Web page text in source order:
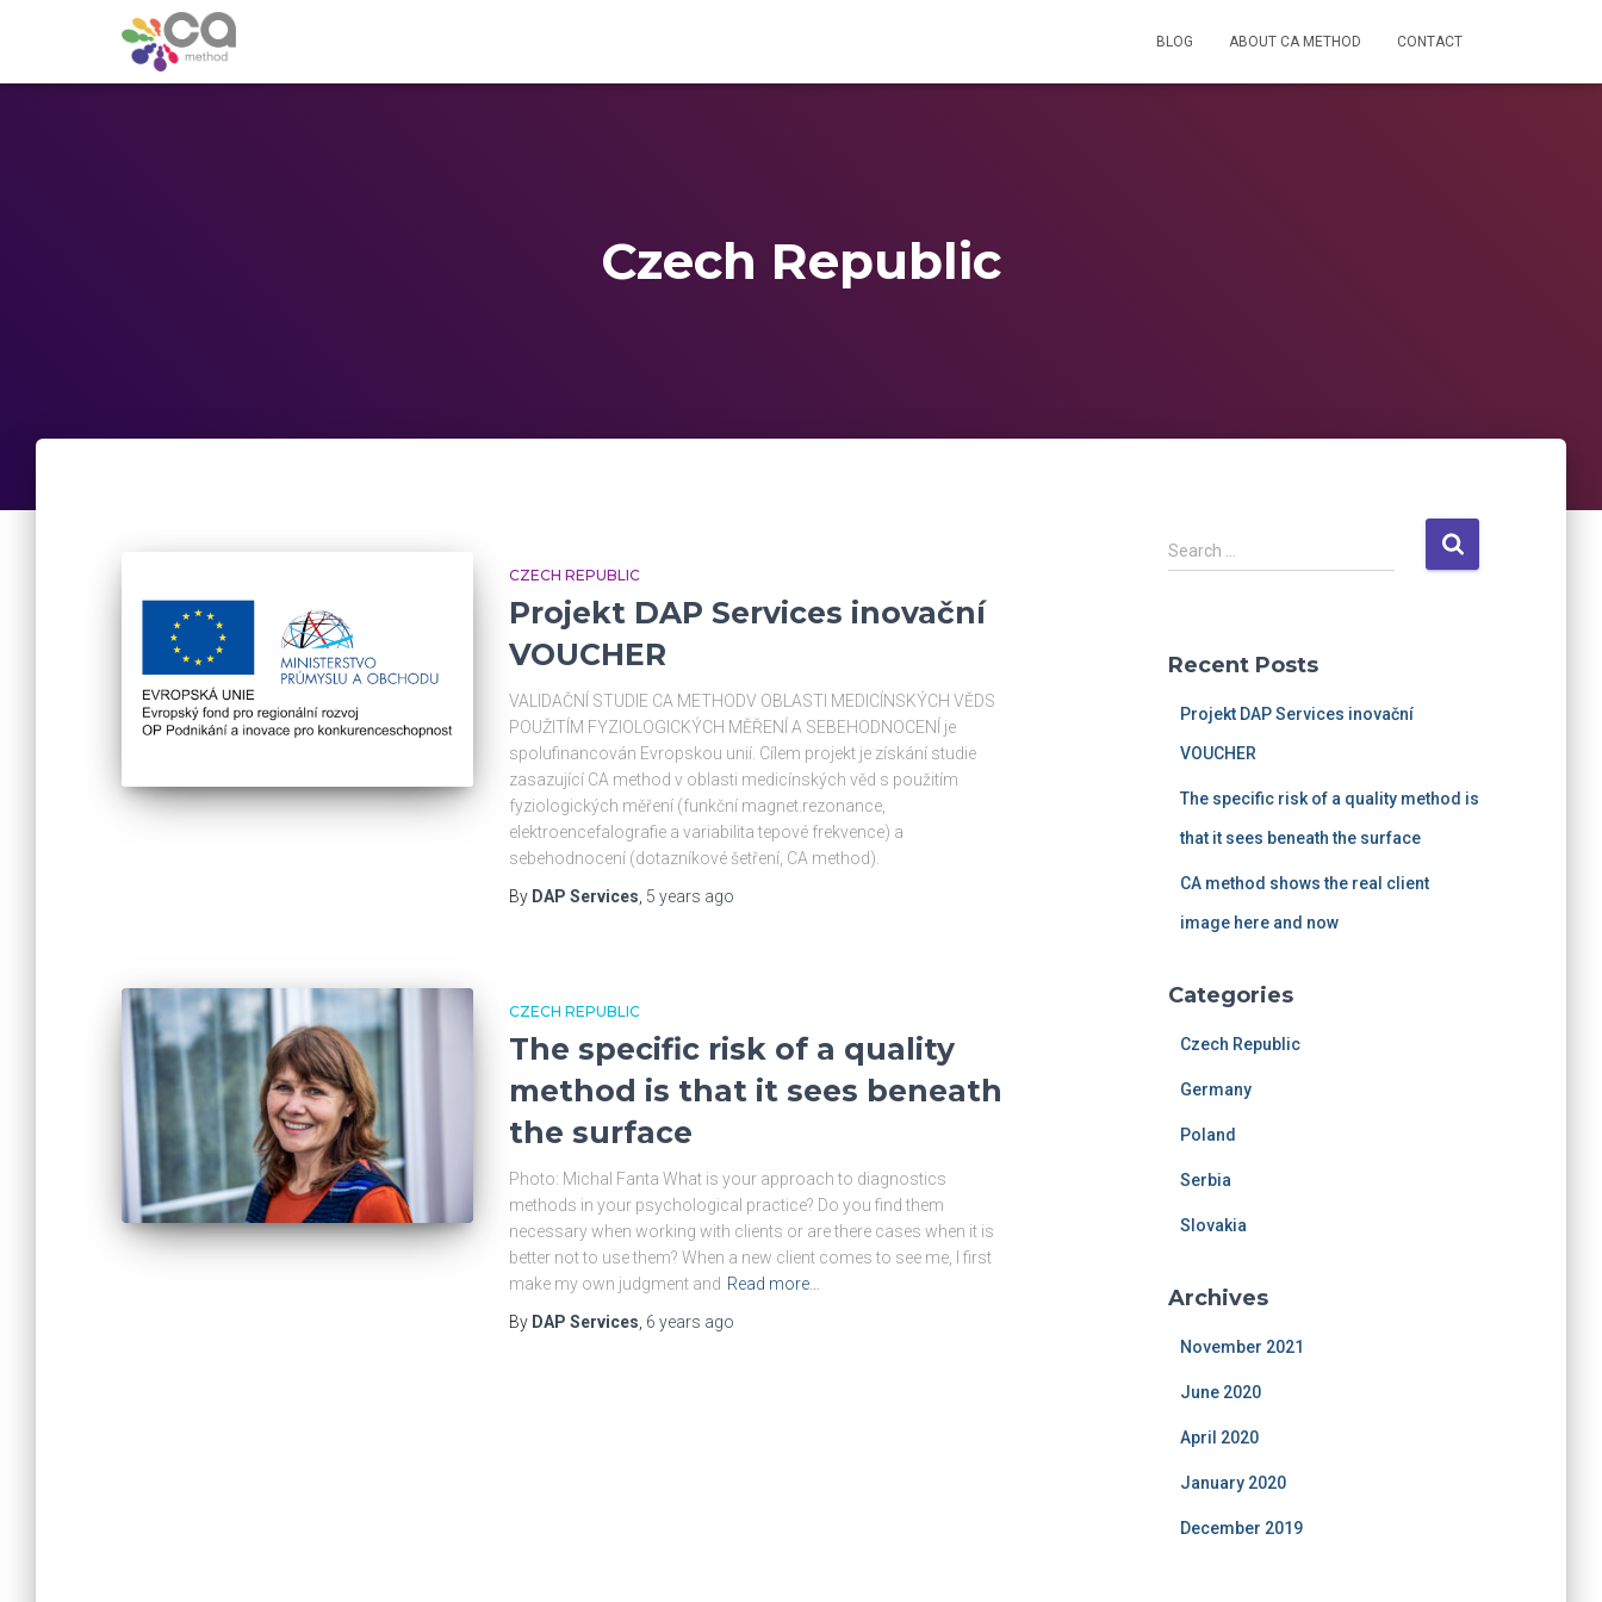
BLOG ABOUT CA METHOD CONTACT
Czech Republic
CZECH REPUBLIC
Projekt DAP Services inovační
VOUCHER
VALIDAČNÍ STUDIE CA METHODV OBLASTI MEDICÍNSKÝCH VĚDS
POUŽITÍM FYZIOLOGICKÝCH MĚŘENÍ A SEBEHODNOCENÍ je
spolufinancován Evropskou unií. Cílem projekt je získání studie
zasazující CA method v oblasti medicínských věd s použitím
fyziologických měření (funkční magnet.rezonance,
elektroencefalografie a variabilita tepové frekvence) a
sebehodnocení (dotazníkové šetření, CA method).
By DAP Services 5 years ago
CZECH REPUBLIC
The specific risk of a quality
method is that it sees beneath
the surface
Photo: Michal Fanta What is your approach to diagnostics
methods in your psychological practice? Do you find them
necessary when working with clients or are there cases when it is
better not to use them? When a new client comes to see me, I first
make my own judgment and Read more…
By DAP Services 6 years ago
S
e
h
Search …
Recent Posts
Projekt DAP Services inovační
VOUCHER
The specific risk of a quality method is
that it sees beneath the surface
CA method shows the real client
image here and now
Categories
Czech Republic
Germany
Poland
Serbia
Slovakia
Archives
November 2021
June 2020
April 2020
January 2020
December 2019